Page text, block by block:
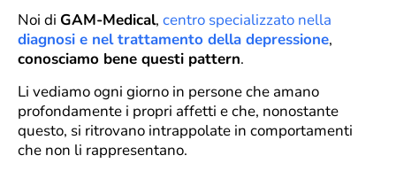
Noi di GAM-Medical, centro specializzato nella
diagnosi e nel trattamento della depressione,
conosciamo bene questi pattern.
Li vediamo ogni giorno in persone che amano
profondamente i propri affetti e che, nonostante
questo, si ritrovano intrappolate in comportamenti
che non li rappresentano.